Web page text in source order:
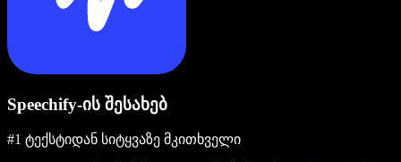
Speechify-ის შესახებ
#1 ტექსტიდან სიტყვაზე მკითხველი